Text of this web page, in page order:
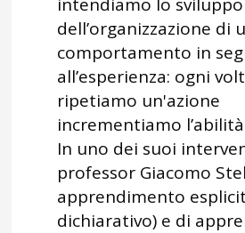
dell’organizzazione di
comportamento in
all’esperienza: ogni
ripetiamo un'azione
incrementiamo
In uno dei suoi
professor Giacomo
apprendimento
dichiarativo) e di